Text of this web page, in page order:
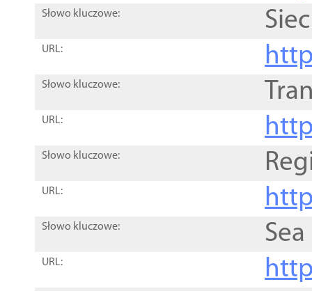
Słowo kluczowe:
URL:
Słowo kluczowe:
URL:
Słowo kluczowe:
URL:
Słowo kluczowe:
URL: